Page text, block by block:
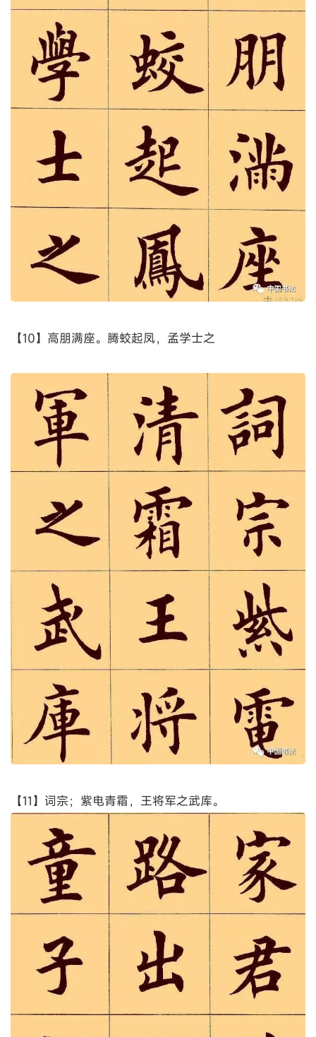
【9】十旬休假，胜友如云；千里逢迎，
【10】高朋满座。腾蛟起凤，孟学士之